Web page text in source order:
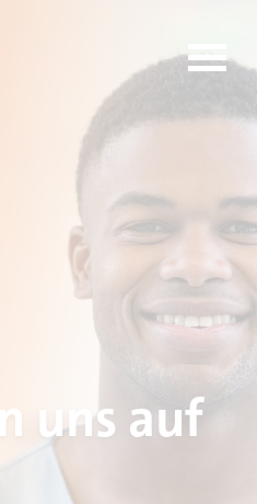
uns auf